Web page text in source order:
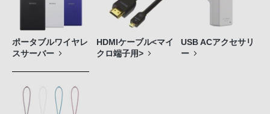
ポータブルワイヤレ
スサーバー
HDMIケーブル<マイ
クロ端子用>
USB ACアクセサリ
ー